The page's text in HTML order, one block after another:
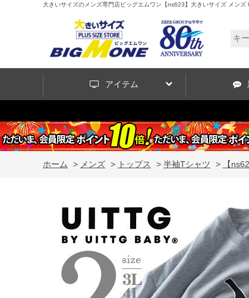
大きいサイズのメンズ専門店ビッグエムワン【ns623】大きいサイズ メン
アイテム
ホーム > メンズ > トップス > 半袖Tシャツ > 【